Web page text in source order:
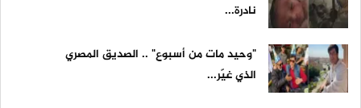
نادرة...
"وحيد مات من أسبوع" .. الصديق المصري
الذي غيّر...